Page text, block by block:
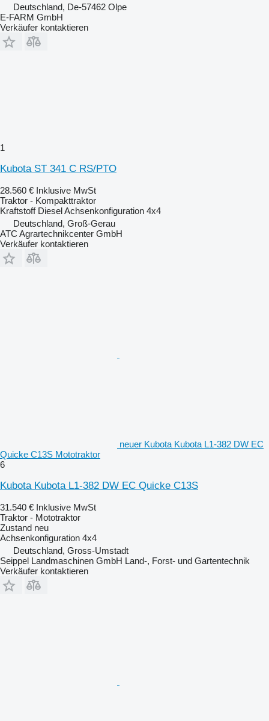
Deutschland, De-57462 Olpe
E-FARM GmbH
Verkäufer kontaktieren
1
Kubota ST 341 C RS/PTO
28.560 € Inklusive MwSt
Traktor - Kompakttraktor
Kraftstoff DieselAchsenkonfiguration 4x4
Deutschland, Groß-Gerau
ATC Agrartechnikcenter GmbH
Verkäufer kontaktieren
neuer Kubota Kubota L1-382 DW EC
Quicke C13S Mototraktor
6
Kubota Kubota L1-382 DW EC Quicke C13S
31.540 € Inklusive MwSt
Traktor - Mototraktor
Zustand neu
Achsenkonfiguration 4x4
Deutschland, Gross-Umstadt
Seippel Landmaschinen GmbH Land-, Forst- und Gartentechnik
Verkäufer kontaktieren